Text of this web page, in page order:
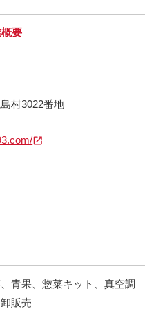
要
村3022番地
青果、惣菜キット、真空調
販売